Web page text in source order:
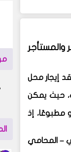
والمستأجر
إيجار محل
حيث يمكن
مطبوعًا، إذ
– المحامي